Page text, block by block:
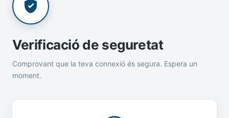
Verificació de seguretat
Comprovant que la teva connexió és segura. Espera un
moment.